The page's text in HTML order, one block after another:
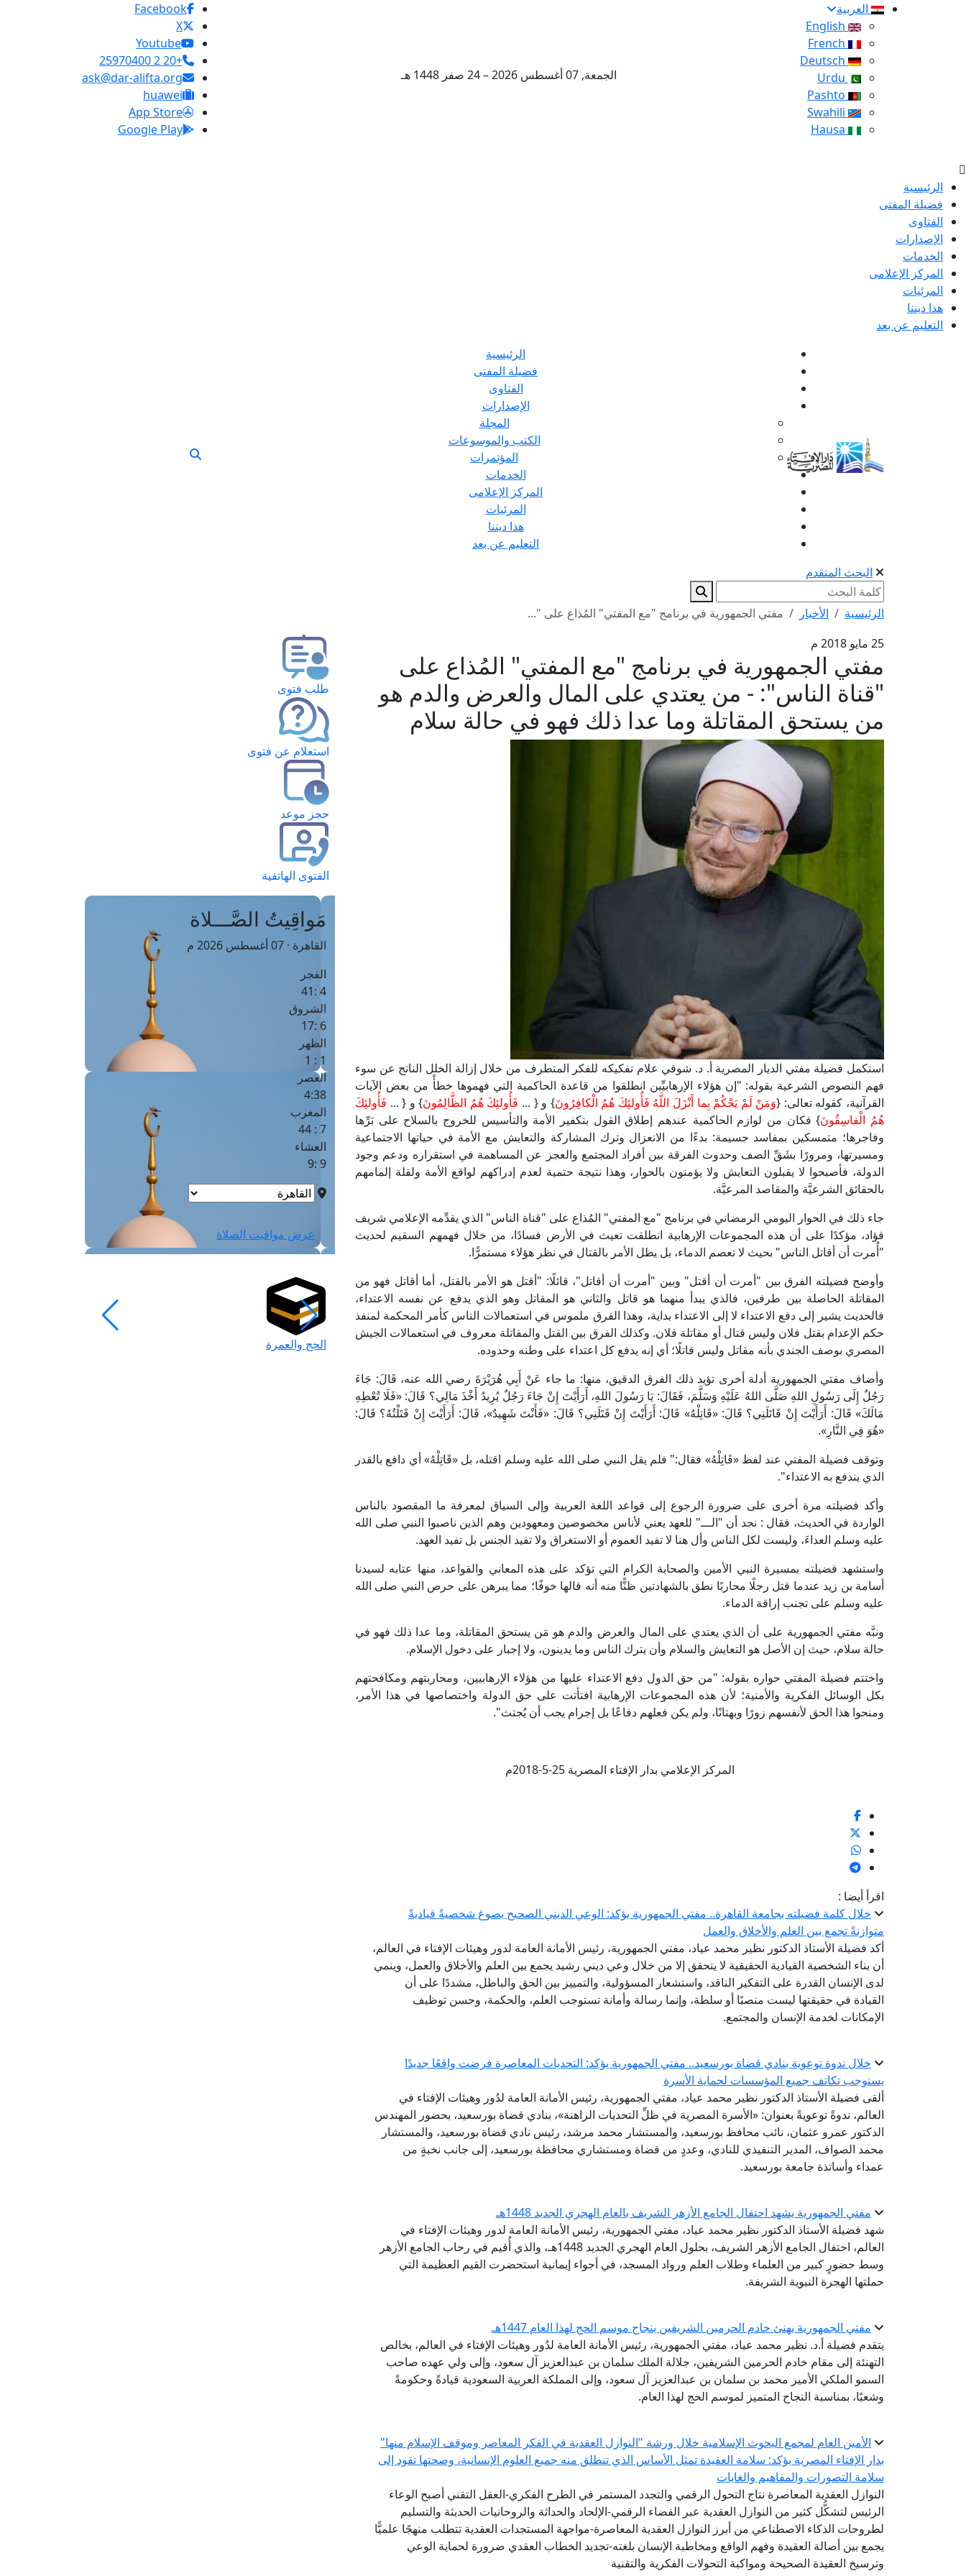
العربية
الجمعة, 07 أغسطس 2026 – 24 صفر 1448 هـ
Facebook
X
Youtube
+20 2 25970400
ask@dar-alifta.org
huawei
App Store
Google Play
الرئيسية
فضيلة المفتى
الفتاوى
الإصدارات
الخدمات
المركز الإعلامى
المرئيات
هذا ديننا
التعليم عن بعد
الرئيسية
فضيلة المفتى
الفتاوى
الإصدارات
المجلة
الكتب والموسوعات
المؤتمرات
الخدمات
المركز الإعلامى
المرئيات
هذا ديننا
التعليم عن بعد
البحث المتقدم
الرئيسية الأخبار
مفتي الجمهورية في برنامج "مع المفتي" المُذاع على "...
25 مايو 2018 م
مفتي الجمهورية في برنامج "مع المفتي" المُذاع على
"قناة الناس": - من يعتدي على المال والعرض والدم هو
من يستحق المقاتلة وما عدا ذلك فهو في حالة سلام
استكمل فضيلة مفتي الديار المصرية أ. د. شوقي علام تفكيكه للفكر المتطرف من خلال إزالة الخلل الناتج عن سوء
فهم النصوص الشرعية بقوله: "إن هؤلاء الإرهابيِّين انطلقوا من قاعدة الحاكمية التي فهموها خطأً من بعض الآيات
القرآنية، كقوله تعالى: {وَمَنْ لَمْ يَحْكُمْ بِما أَنْزَلَ اللَّهُ فَأُولئِكَ هُمُ الْكافِرُونَ} و { ... فَأُولئِكَ هُمُ الظَّالِمُونَ} و { ... فَأُولئِكَ
هُمُ الْفاسِقُونَ} فكان من لوازم الحاكمية عندهم إطلاق القول بتكفير الأمة والتأسيس للخروج بالسلاح على بَرِّها
وفاجرها؛ متمسكين بمفاسد جسيمة: بدءًا من الانعزال وترك المشاركة والتعايش مع الأمة في حياتها الاجتماعية
ومسيرتها، ومرورًا بشَقِّ الصف وحدوث الفرقة بين أفراد المجتمع والعجز عن المساهمة في استقراره ودعم وجود
الدولة، فأصبحوا لا يقبلون التعايش ولا يؤمنون بالحوار، وهذا نتيجة حتمية لعدم إدراكهم لواقع الأمة ولقلة إلمامهم
بالحقائق الشرعيَّة والمقاصد المرعيَّة.
جاء ذلك في الحوار اليومي الرمضاني في برنامج "مع المفتي" المُذاع على "قناة الناس" الذي يقدِّمه الإعلامي شريف
فؤاد، مؤكدًا على أن هذه المجموعات الإرهابية انطلقت تعيث في الأرض فسادًا، من خلال فهمهم السقيم لحديث
"أُمرت أن أقاتل الناس" بحيث لا تعصم الدماء، بل يظل الأمر بالقتال في نظر هؤلاء مستمرًّا.
وأوضح فضيلته الفرق بين "أمرت أن أقتل" وبين "أمرت أن أقاتل"، قائلًا: "أقتل هو الأمر بالقتل، أما أقاتل فهو من
المقاتلة الحاصلة بين طرفين، فالذي يبدأ منهما هو قاتل والثاني هو المقاتل وهو الذي يدفع عن نفسه الاعتداء،
فالحديث يشير إلى دفع الاعتداء لا إلى الاعتداء بداية، وهذا الفرق ملموس في استعمالات الناس كأمر المحكمة لمنفذ
حكم الإعدام بقتل فلان وليس قتال أو مقاتلة فلان. وكذلك الفرق بين القتل والمقاتلة معروف في استعمالات الجيش
المصري بوصف الجندي بأنه مقاتل وليس قاتلًا؛ أي إنه يدفع كل اعتداء على وطنه وحدوده.
وأضاف مفتي الجمهورية أدلة أخرى تؤيد ذلك الفرق الدقيق، منها: ما جاء عَنْ أَبِي هُرَيْرَةَ رضي الله عنه، قَالَ: جَاءَ
رَجُلٌ إِلَى رَسُولِ اللهِ صَلَّى اللهُ عَلَيْهِ وَسَلَّمَ، فَقَالَ: يَا رَسُولَ اللهِ، أَرَأَيْتَ إِنْ جَاءَ رَجُلٌ يُرِيدُ أَخْذَ مَالِي؟ قَالَ: «فَلَا تُعْطِهِ
مَالَكَ» قَالَ: أَرَأَيْتَ إِنْ قَاتَلَنِي؟ قَالَ: «قَاتِلْهُ» قَالَ: أَرَأَيْتَ إِنْ قَتَلَنِي؟ قَالَ: «فَأَنْتَ شَهِيدٌ»، قَالَ: أَرَأَيْتَ إِنْ قَتَلْتُهُ؟ قَالَ:
«هُوَ فِي النَّارِ».
وتوقف فضيلة المفتي عند لفظ «قَاتِلْهُ» فقال:" فلم يقل النبي صلى الله عليه وسلم اقتله، بل «قَاتِلْهُ» أي دافع بالقدر
الذي يندفع به الاعتداء".
وأكد فضيلته مرة أخرى على ضرورة الرجوع إلى قواعد اللغة العربية وإلى السياق لمعرفة ما المقصود بالناس
الواردة في الحديث، فقال : نجد أن "الـــ" للعهد يعني لأناس مخصوصين ومعهودين وهم الذين ناصبوا النبي صلى الله
عليه وسلم العداءَ، وليست لكل الناس وأل هنا لا تفيد العموم أو الاستغراق ولا تفيد الجنس بل تفيد العهد.
واستشهد فضيلته بمسيرة النبي الأمين والصحابة الكرام التي تؤكد على هذه المعاني والقواعد، منها عتابه لسيدنا
أسامة بن زيد عندما قتل رجلًا محاربًا نطق بالشهادتين ظنًّا منه أنه قالها خوفًا؛ مما يبرهن على حرص النبي صلى الله
عليه وسلم على تجنب إراقة الدماء.
ونبَّه مفتي الجمهورية على أن الذي يعتدي على المال والعرض والدم هو مَن يستحق المقاتلة، وما عدا ذلك فهو في
حالة سلام، حيث إن الأصل هو التعايش والسلام وأن يترك الناس وما يدينون، ولا إجبار على دخول الإسلام.
واختتم فضيلة المفتي حواره بقوله: "من حق الدول دفع الاعتداء عليها من هؤلاء الإرهابيين، ومحاربتهم ومكافحتهم
بكل الوسائل الفكرية والأمنية؛ لأن هذه المجموعات الإرهابية افتأتت على حق الدولة واختصاصها في هذا الأمر،
ومنحوا هذا الحق لأنفسهم زورًا وبهتانًا، ولم يكن فعلهم دفاعًا بل إجرام يجب أن يُجتث".
المركز الإعلامي بدار الإفتاء المصرية 25-5-2018م
اقرأ أيضا :
خلال كلمة فضيلته بجامعة القاهرة.. مفتي الجمهورية يؤكد: الوعي الديني الصحيح يصوغ شخصيةً قياديةً
متوازنةً تجمع بين العلم والأخلاق والعمل
أكد فضيلة الأستاذ الدكتور نظير محمد عياد، مفتي الجمهورية، رئيس الأمانة العامة لدور وهيئات الإفتاء في العالم،
أن بناء الشخصية القيادية الحقيقية لا يتحقق إلا من خلال وعي ديني رشيد يجمع بين العلم والأخلاق والعمل، وينمي
لدى الإنسان القدرة على التفكير الناقد، واستشعار المسؤولية، والتمييز بين الحق والباطل، مشددًا على أن
القيادة في حقيقتها ليست منصبًا أو سلطة، وإنما رسالة وأمانة تستوجب العلم، والحكمة، وحسن توظيف
الإمكانات لخدمة الإنسان والمجتمع.
خلال ندوة توعوية بنادي قضاة بورسعيد.. مفتي الجمهورية يؤكد: التحديات المعاصرة فرضت واقعًا جديدًا
يستوجب تكاتف جميع المؤسسات لحماية الأسرة
ألقى فضيلة الأستاذ الدكتور نظير محمد عياد، مفتي الجمهورية، رئيس الأمانة العامة لدُور وهيئات الإفتاء في
العالم، ندوةً توعويةً بعنوان: «الأسرة المصرية في ظلِّ التحديات الراهنة»، بنادي قضاة بورسعيد، بحضور المهندس
الدكتور عمرو عثمان، نائب محافظ بورسعيد، والمستشار محمد مرشد، رئيس نادي قضاة بورسعيد، والمستشار
محمد الصواف، المدير التنفيذي للنادي، وعددٍ من قضاة ومستشاري محافظة بورسعيد، إلى جانب نخبةٍ من
عمداء وأساتذة جامعة بورسعيد.
مفتي الجمهورية يشهد احتفال الجامع الأزهر الشريف بالعام الهجري الجديد 1448هـ
شهد فضيلة الأستاذ الدكتور نظير محمد عياد، مفتي الجمهورية، رئيس الأمانة العامة لدور وهيئات الإفتاء في
العالم، احتفال الجامع الأزهر الشريف، بحلول العام الهجري الجديد 1448هـ، والذي أُقيم في رحاب الجامع الأزهر
وسط حضورٍ كبير من العلماء وطلاب العلم ورواد المسجد، في أجواء إيمانية استحضرت القيم العظيمة التي
حملتها الهجرة النبوية الشريفة.
مفتي الجمهورية يهنئ خادم الحرمين الشريفين بنجاح موسم الحج لهذا العام 1447هـ
يتقدم فضيلة أ.د. نظير محمد عياد، مفتي الجمهورية، رئيس الأمانة العامة لدُور وهيئات الإفتاء في العالم، بخالص
التهنئة إلى مقام خادم الحرمين الشريفين، جلالة الملك سلمان بن عبدالعزيز آل سعود، وإلى ولي عهده صاحب
السمو الملكي الأمير محمد بن سلمان بن عبدالعزيز آل سعود، وإلى المملكة العربية السعودية قيادةً وحكومةً
وشعبًا، بمناسبة النجاح المتميز لموسم الحج لهذا العام.
الأمين العام لمجمع البحوث الإسلامية خلال ورشة "النوازل العقدية في الفكر المعاصر وموقف الإسلام منها"
بدار الإفتاء المصرية يؤكد: سلامة العقيدة تمثل الأساس الذي تنطلق منه جميع العلوم الإنسانية، وصحتها تقود إلى
سلامة التصورات والمفاهيم والغايات
النوازل العقدية المعاصرة نتاج التحول الرقمي والتجدد المستمر في الطرح الفكري-العقل التقني أصبح الوعاء
الرئيس لتشكُّل كثير من النوازل العقدية عبر الفضاء الرقمي-الإلحاد والحداثة والروحانيات الحديثة والتسليم
لطروحات الذكاء الاصطناعي من أبرز النوازل العقدية المعاصرة-مواجهة المستجدات العقدية تتطلب منهجًا علميًّا
يجمع بين أصالة العقيدة وفهم الواقع ومخاطبة الإنسان بلغته-تجديد الخطاب العقدي ضرورة لحماية الوعي
وترسيخ العقيدة الصحيحة ومواكبة التحولات الفكرية والتقنية
طلب فتوى
استعلام عن فتوى
حجز موعد
الفتوى الهاتفية
مَواقِيتُ الصَّـــلاة
القاهرة · 07 أغسطس 2026 م
الفجر
4 :41
الشروق
6 :17
الظهر
1 : 1
العصر
4:38
المغرب
7 : 44
العشاء
9 :9
عرض مواقيت الصلاة
الحج والعمرة